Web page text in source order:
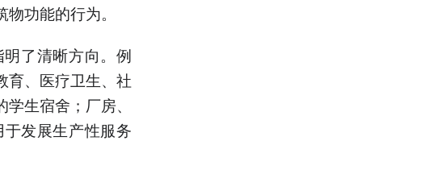
功能的行为。
明了清晰方向。例
育、医疗卫生、社
生宿舍；厂房、
发展生产性服务